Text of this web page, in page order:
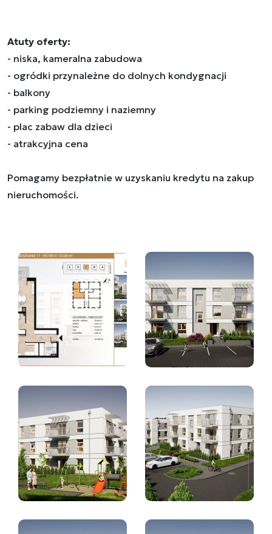
Atuty oferty:
- niska, kameralna zabudowa
- ogródki przynależne do dolnych kondygnacji
- balkony
- parking podziemny i naziemny
- plac zabaw dla dzieci
- atrakcyjna cena
Pomagamy bezpłatnie w uzyskaniu kredytu na zakup
nieruchomości.